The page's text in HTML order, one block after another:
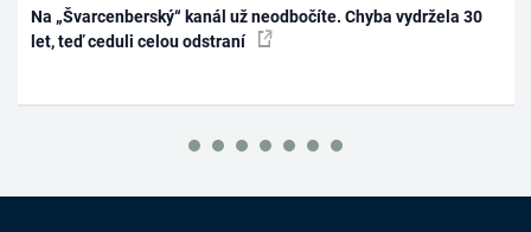
Na „Švarcenberský“ kanál už neodbočíte. Chyba vydržela 30
let, teď ceduli celou odstraní